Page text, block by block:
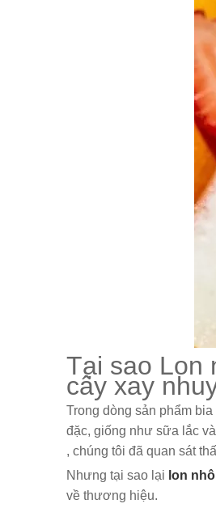
Tại sao Lon
cây xay
Trong dòng sản phẩm
đặc, giống như sữa lắc
, chúng tôi đã quan sát
Nhưng tại sao lại lon
về thương hiệu.